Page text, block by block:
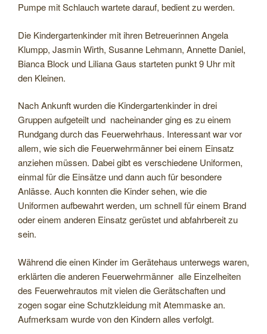
Pumpe mit Schlauch wartete darauf, bedient zu werden.
Die Kindergartenkinder mit ihren Betreuerinnen Angela
Klumpp, Jasmin Wirth, Susanne Lehmann, Annette Daniel,
Bianca Block und Liliana Gaus starteten punkt 9 Uhr mit
den Kleinen.
Nach Ankunft wurden die Kindergartenkinder in drei
Gruppen aufgeteilt und nacheinander ging es zu einem
Rundgang durch das Feuerwehrhaus. Interessant war vor
allem, wie sich die Feuerwehrmänner bei einem Einsatz
anziehen müssen. Dabei gibt es verschiedene Uniformen,
einmal für die Einsätze und dann auch für besondere
Anlässe. Auch konnten die Kinder sehen, wie die
Uniformen aufbewahrt werden, um schnell für einem Brand
oder einem anderen Einsatz gerüstet und abfahrbereit zu
sein.
Während die einen Kinder im Gerätehaus unterwegs waren,
erklärten die anderen Feuerwehrmänner alle Einzelheiten
des Feuerwehrautos mit vielen die Gerätschaften und
zogen sogar eine Schutzkleidung mit Atemmaske an.
Aufmerksam wurde von den Kindern alles verfolgt.